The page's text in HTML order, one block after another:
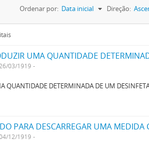
Ordenar por: Data inicial Direção:
26/03/1919
QUANTIDADE DETERMINADA DE UM
12/1919